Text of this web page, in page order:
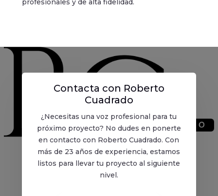
profesionales y de alta fidelidad.
Contacta con Roberto
Cuadrado
¿Necesitas una voz profesional para tu
próximo proyecto? No dudes en ponerte
en contacto con Roberto Cuadrado. Con
más de 23 años de experiencia, estamos
listos para llevar tu proyecto al siguiente
nivel.